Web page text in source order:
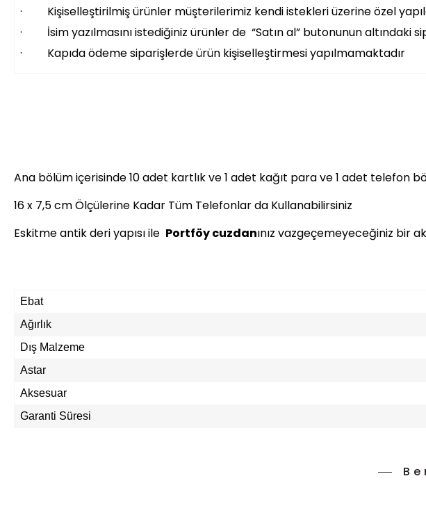
· Kişiselleştirilmiş ürünler müşterilerimiz kendi istekleri üzerine özel
· İsim yazılmasını istediğiniz ürünler de “Satın al” butonunun altındaki
· Kapıda ödeme siparişlerde ürün kişiselleştirmesi yapılmamaktadır
Ana bölüm içerisinde 10 adet kartlık ve 1 adet kağıt para ve 1 adet telefon
16 x 7,5 cm Ölçülerine Kadar Tüm Telefonlar da Kullanabilirsiniz
Eskitme antik deri yapısı ile Portföy cuzdanınız vazgeçemeyeceğiniz bir
Ebat
Ağırlık
Dış Malzeme
Astar
Aksesuar
Garanti Süresi